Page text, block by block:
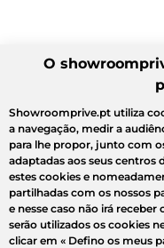
O
Showroomprive.pt utiliza
a navegação, medir a
para lhe propor, junto com
adaptadas aos seus centros
estes cookies e
partilhadas com os nossos
e nesse caso não irá
serão utilizados os cookies
clicar em « Defino os meus